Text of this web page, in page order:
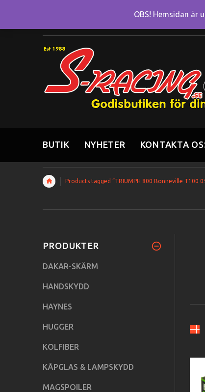
BUTIK NYHETER KONTAKTA
Products tagged “TRIUMPH 800 Bonneville T100
PRODUKTER
DAKAR-SKÄRM
HANDSKYDD
HAYNES
HUGGER
KOLFIBER
KÅPGLAS & LAMPSKYDD
MAGSPOILER
OBS! Hemsidan är